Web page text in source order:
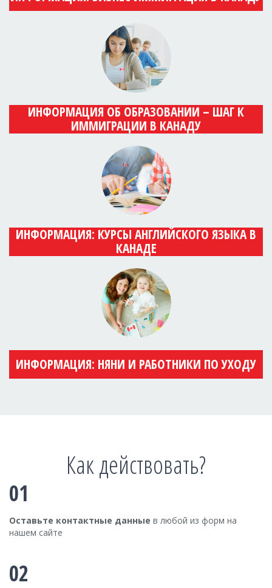
ИНФОРМАЦИЯ ОБ ОБРАЗОВАНИИ – ШАГ К
ИММИГРАЦИИ В КАНАДУ
ИНФОРМАЦИЯ: КУРСЫ АНГЛИЙСКОГО ЯЗЫКА В
КАНАДЕ
ИНФОРМАЦИЯ: НЯНИ И РАБОТНИКИ ПО УХОДУ
Как действовать?
01
Оставьте контактные данные в любой из форм на
нашем сайте
02